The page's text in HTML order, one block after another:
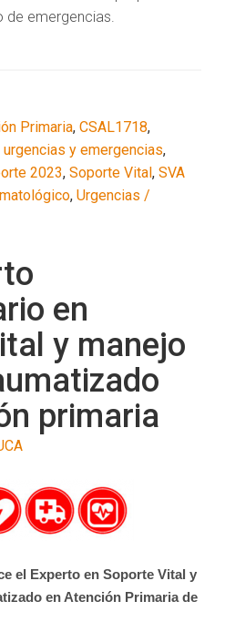
de emergencias.
Primaria,CSAL1718,
y emergencias,
2023,Soporte Vital,SVA
,Urgencias /
en
y manejo
primaria
el Experto en Soporte Vital y
en Atención Primaria de